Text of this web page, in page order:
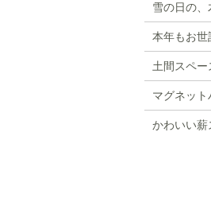
雪の日の、
本年もお世
土間スペー
マグネット
かわいい薪